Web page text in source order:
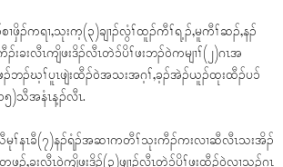
ၣ်ကရၢ,သုးက့(၃)ချၢၣ်လွံၢ်ထူၣ်ကီၢ်ရ့ၣ်,မူကီၢ်ဆၣ်,နၣ်
းလီၤကျိဖးဒိၣ်လီၤတဲၥ်ပိၢ်ဖးဘၣ်ဝဲကမျၢၢ်(၂)ဂၤအ
ၣ်ဃ့ၢ်ပူၤဖျဲးထီၣ်၀ဲအသးအဂ့ၢ်,ခ့ၣ်အဲၣ်ယူၣ်ထုးထီၣ်ပၥ်
၅)သီအနံၤန့ၣ်လီၤ.
ၢ်နၤခီ(၇)နၣ်ရံၣ်အဆၢကတီၢ်သုးကီၣ်ကးလၢဆီလီၤသးအိၣ်
ၣ်,ခးလီၤ၀ဲကျိဖးဒိၣ်(၃)ဖျၢၣ်လီၤတဲၥ်ပိၢ်ဖးထီၣ်ဝဲလၢသ့ၣ်ဂ့ၤ